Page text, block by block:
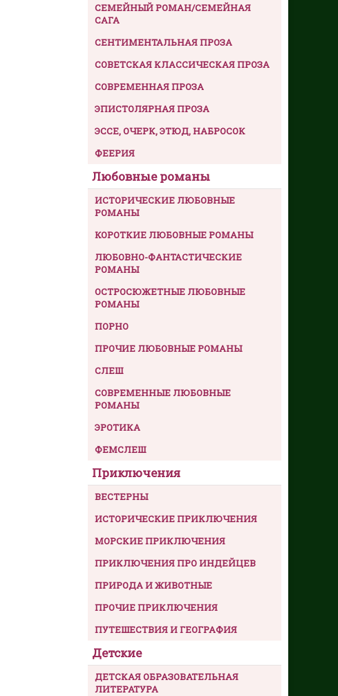
СЕМЕЙНЫЙ РОМАН/СЕМЕЙНАЯ
САГА
СЕНТИМЕНТАЛЬНАЯ ПРОЗА
СОВЕТСКАЯ КЛАССИЧЕСКАЯ ПРОЗА
СОВРЕМЕННАЯ ПРОЗА
ЭПИСТОЛЯРНАЯ ПРОЗА
ЭССЕ, ОЧЕРК, ЭТЮД, НАБРОСОК
ФЕЕРИЯ
Любовные романы
ИСТОРИЧЕСКИЕ ЛЮБОВНЫЕ
РОМАНЫ
КОРОТКИЕ ЛЮБОВНЫЕ РОМАНЫ
ЛЮБОВНО-ФАНТАСТИЧЕСКИЕ
РОМАНЫ
ОСТРОСЮЖЕТНЫЕ ЛЮБОВНЫЕ
РОМАНЫ
ПОРНО
ПРОЧИЕ ЛЮБОВНЫЕ РОМАНЫ
СЛЕШ
СОВРЕМЕННЫЕ ЛЮБОВНЫЕ
РОМАНЫ
ЭРОТИКА
ФЕМСЛЕШ
Приключения
ВЕСТЕРНЫ
ИСТОРИЧЕСКИЕ ПРИКЛЮЧЕНИЯ
МОРСКИЕ ПРИКЛЮЧЕНИЯ
ПРИКЛЮЧЕНИЯ ПРО ИНДЕЙЦЕВ
ПРИРОДА И ЖИВОТНЫЕ
ПРОЧИЕ ПРИКЛЮЧЕНИЯ
ПУТЕШЕСТВИЯ И ГЕОГРАФИЯ
Детские
ДЕТСКАЯ ОБРАЗОВАТЕЛЬНАЯ
ЛИТЕРАТУРА